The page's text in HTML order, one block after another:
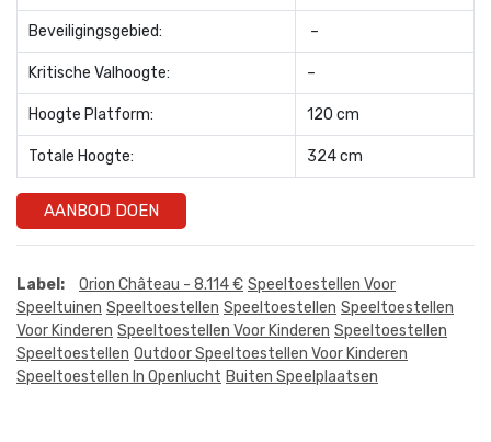
Beveiligingsgebied: –
Kritische Valhoogte: –
Hoogte Platform: 120 cm
Totale Hoogte: 324 cm
AANBOD DOEN
Label: Orion Château - 8.114 € Speeltoestellen Voor
Speeltuinen Speeltoestellen Speeltoestellen Speeltoestellen
Voor Kinderen Speeltoestellen Voor Kinderen Speeltoestellen
Speeltoestellen Outdoor Speeltoestellen Voor Kinderen
Speeltoestellen In Openlucht Buiten Speelplaatsen